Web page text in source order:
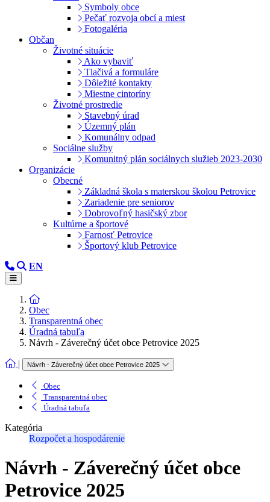
Symboly obce
Pečať rozvoja obcí a miest
Fotogaléria
Občan
Životné situácie
Ako vybaviť
Tlačivá a formuláre
Dôležité kontakty
Miestne cintoríny
Životné prostredie
Stavebný úrad
Územný plán
Komunálny odpad
Sociálne služby
Komunitný plán sociálnych služieb 2023-2030
Organizácie
Obecné
Základná škola s materskou školou Petrovice
Zariadenie pre seniorov
Dobrovoľný hasičský zbor
Kultúrne a športové
Farnosť Petrovice
Športový klub Petrovice
EN
Obec
Transparentná obec
Úradná tabuľa
Návrh - Záverečný účet obce Petrovice 2025
| Návrh - Záverečný účet obce Petrovice 2025
Obec
Transparentná obec
Úradná tabuľa
Kategória
Rozpočet a hospodárenie
Návrh - Záverečný účet obce
Petrovice 2025